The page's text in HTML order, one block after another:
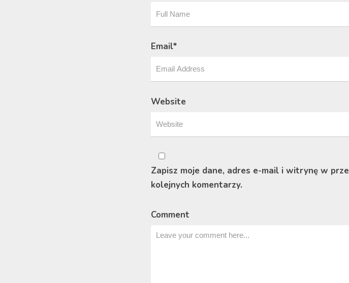
Email*
Website
Zapisz moje dane, adres e-mail i witrynę w
kolejnych komentarzy.
Comment